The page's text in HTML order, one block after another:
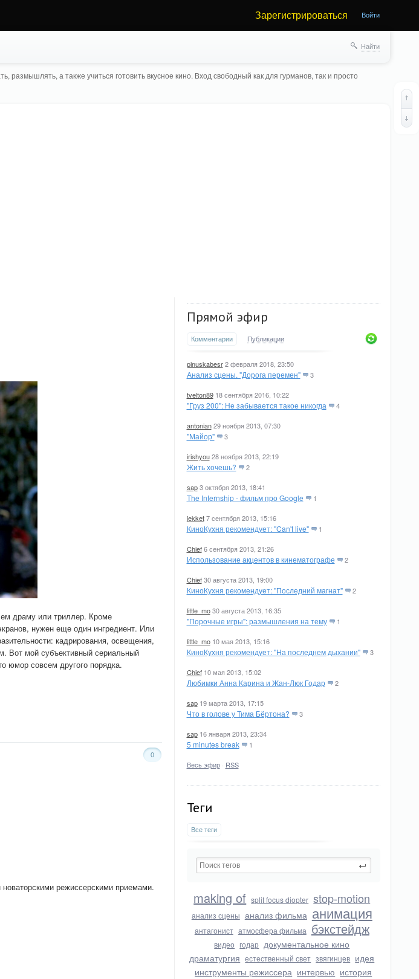
Зарегистрироваться Войти
Найти
а также учиться готовить вкусное кино. Вход свободный как для гурманов, так и просто
драму или триллер. Кроме
нужен еще один ингредиент. Или
кадрирования, освещения,
Вот мой субъективный сериальный
юмор совсем другого порядка.
0
режиссерскими приемами.
Прямой эфир
Комментарии Публикации
pinuskabesr 2 февраля 2018, 23:50
Анализ сцены. "Дорога перемен" 3
tvelton89 18 сентября 2016, 10:22
"Груз 200": Не забывается такое никогда 4
antonian 29 ноября 2013, 07:30
"Майор" 3
irishyou 28 ноября 2013, 22:19
Жить хочешь? 2
sap 3 октября 2013, 18:41
The Internship - фильм про Google 1
jekket 7 сентября 2013, 15:16
КиноКухня рекомендует: "Can't live" 1
Chief 6 сентября 2013, 21:26
Использование акцентов в кинематографе 2
Chief 30 августа 2013, 19:00
КиноКухня рекомендует: "Последний магнат" 2
little_mo 30 августа 2013, 16:35
"Порочные игры": размышления на тему 1
little_mo 10 мая 2013, 15:16
КиноКухня рекомендует: "На последнем дыхании" 3
Chief 10 мая 2013, 15:02
Любимки Анна Карина и Жан-Люк Годар 2
sap 19 марта 2013, 17:15
Что в голове у Тима Бёртона? 3
sap 16 января 2013, 23:34
5 minutes break 1
Весь эфир· RSS
Теги
Все теги
making of split focus diopter stop-motion
анализ сцены анализ фильма анимация
антагонист атмосфера фильма бэкстейдж
видео годар документальное кино
драматургия естественный свет звягинцев идея
инструменты режиссера интервью история